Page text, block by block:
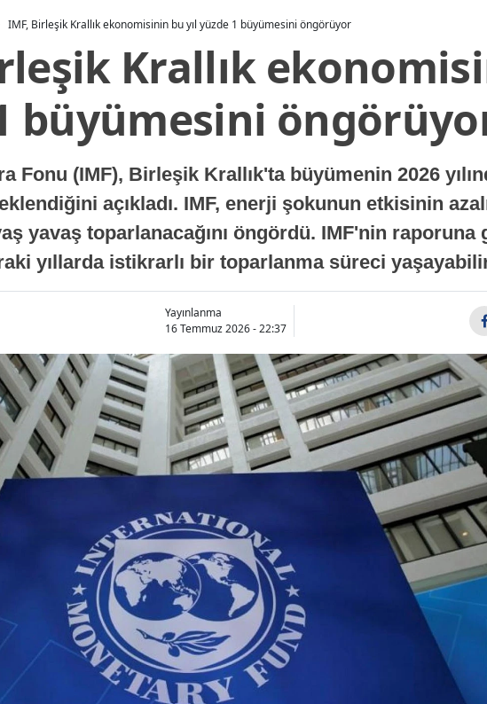
IMF, Birleşik Krallık ekonomisinin bu yıl yüzde 1 büyümesini öngörüyor
Krallık
büyümesini
Fonu (IMF), Birleşik Krallık'ta büyümenin 2026
açıkladı. IMF, enerji şokunun etkisinin
yavaş toparlanacağını öngördü. IMF'nin raporuna
yıllarda istikrarlı bir toparlanma süreci
Yayınlanma
16 Temmuz 2026 - 22:37